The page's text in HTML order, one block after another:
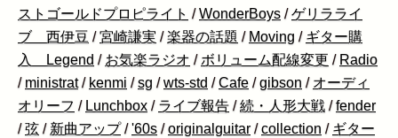
ストゴールドプロピライト /WonderBoys /ゲリラライ
ブ 西伊豆 /宮崎謙実 /楽器の話題 / Moving / ギター購
入 Legend / お気楽ラジオ / ボリューム配線変更 / Radio
/ ministrat / kenmi /sg /wts-std /Cafe /gibson / オーディ
オリーフ / Lunchbox / ライブ報告 /続・人形大戦 /fender
/弦 / 新曲アップ /'60s /originalguitar /collection / ギター